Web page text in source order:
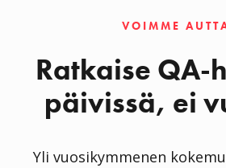
VOIMME
Ratkaise QA-
päivissä, ei
Yli vuosikymmenen